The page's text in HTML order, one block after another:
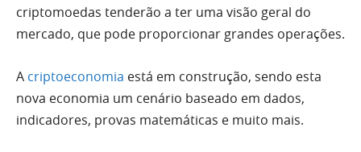
criptomoedas tenderão a ter uma visão geral do
mercado, que pode proporcionar grandes operações.
A criptoeconomia está em construção, sendo esta
nova economia um cenário baseado em dados,
indicadores, provas matemáticas e muito mais.